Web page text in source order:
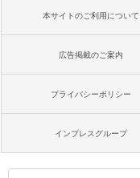
本サイトのご利用について
広告掲載のご案内
プライバシーポリシー
インプレスグループ